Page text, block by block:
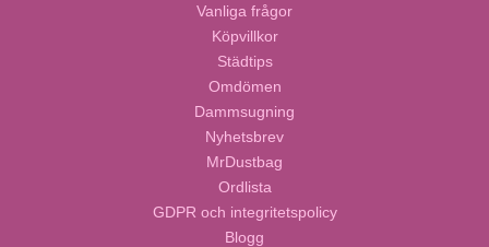
Vanliga frågor
Köpvillkor
Städtips
Omdömen
Dammsugning
Nyhetsbrev
MrDustbag
Ordlista
GDPR och integritetspolicy
Blogg